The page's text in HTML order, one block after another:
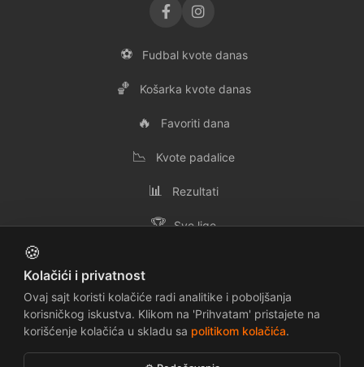
⚽ Fudbal kvote danas
🏀 Košarka kvote danas
🔥 Favoriti dana
📉 Kvote padalice
📊 Rezultati
🏆 Sve lige
✉️ Kontakt
📜 Uslovi korišćenja 🔒
🍪
Kolačići i privatnost
Ovaj sajt koristi kolačiće radi analitike i poboljšanja
korisničkog iskustva. Klikom na 'Prihvatam' pristajete na
korišćenje kolačića u skladu sa politikom kolačića.